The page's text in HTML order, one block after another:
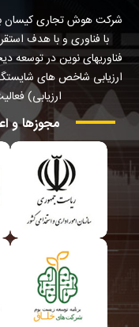
با فناوری و با هدف
فناوریهای نوین در توسعه
ارزیابی شاخص های
ارزیابی) فعالیت
مجوزها و